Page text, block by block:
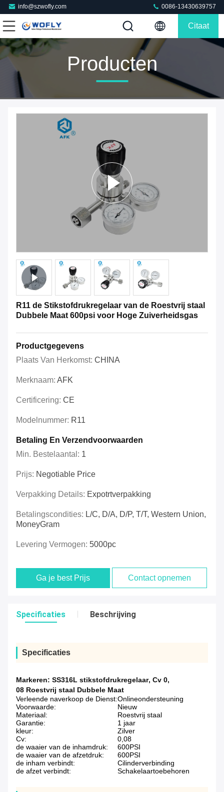
info@szwofly.com 0086-13430639757
Citaat
Producten
R11 de Stikstofdrukregelaar van de Roestvrij staal
Dubbele Maat 600psi voor Hoge Zuiverheidsgas
Productgegevens
Plaats Van Herkomst: CHINA
Merknaam: AFK
Certificering: CE
Modelnummer: R11
Betaling En Verzendvoorwaarden
Min. Bestelaantal: 1
Prijs: Negotiable Price
Verpakking Details: Expotrtverpakking
Betalingscondities: L/C, D/A, D/P, T/T, Western Union,
MoneyGram
Levering Vermogen: 5000pc
Ga je best Prijs Contact opnemen
Specificaties Beschrijving
Specificaties
Markeren: SS316L stikstofdrukregelaar, Cv 0,
08 Roestvrij staal Dubbele Maat
Verleende naverkoop de Dienst:Onlineondersteuning
Voorwaarde:
Nieuw
Materiaal:
Roestvrij staal
Garantie:
1 jaar
kleur:
Zilver
Cv:
0,08
de waaier van de inhamdruk:
600PSI
de waaier van de afzetdruk:
600PSI
de inham verbindt:
Cilinderverbinding
de afzet verbindt:
Schakelaartoebehoren